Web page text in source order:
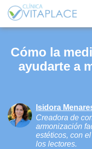
Cómo la
ayudarte a
Isidora
Creadora de
armonización
estéticos, con
los lectores.